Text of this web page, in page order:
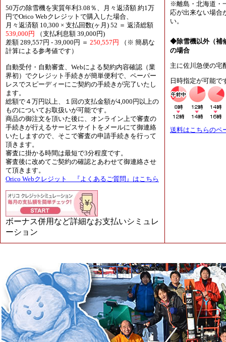
50万の除雪機を実質年利3.08％、月々返済額 約1万
円でOrico Webクレジットで購入した場合、
月々返済額 10,300 × 支払回数(ヶ月) 52 ＝ 返済総額
539,000円
（支払利息額 39,000円)
差額 289,557円 - 39,000円 ＝ 250,557円
（※ 簡易な
計算による参考値です）
自動受付・自動審査、Webによる契約内容確認（業
界初）でクレジット手続きが簡単便利で、ペーパー
レスでスピーディーにご契約の手続きが完了いたし
ます。
総額で４万円以上、１回の支払金額が4,000円以上の
ものについてお取扱いが可能です。
商品の御注文を頂いた後に、オンライン上で審査の
手続きが行えるサービスサイトをメールにて御連絡
いたしますので、そこで審査の申請手続きを行って
頂きます。
審査に掛かる時間は最短で3分程度です。
審査後に改めてご契約の確認とあわせて御連絡させ
て頂きます。
Orico Webクレジット 『よくあるご質問』はこちら
ボーナス併用など詳細なお支払いシミュレ
ーション
※離島・北海道・
応が出来ない場合
い。
◆除雪機以外（補
の場合
主に佐川急便の宅
日時指定が可能で
送料はこちらのペ